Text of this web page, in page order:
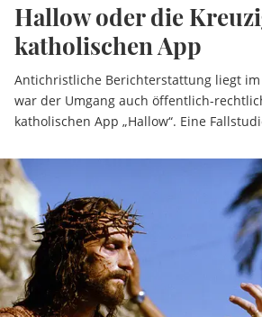
Hallow oder die
katholischen App
Antichristliche Berichterstattung liegt
war der Umgang auch öffentlich-
katholischen App „Hallow“. Eine